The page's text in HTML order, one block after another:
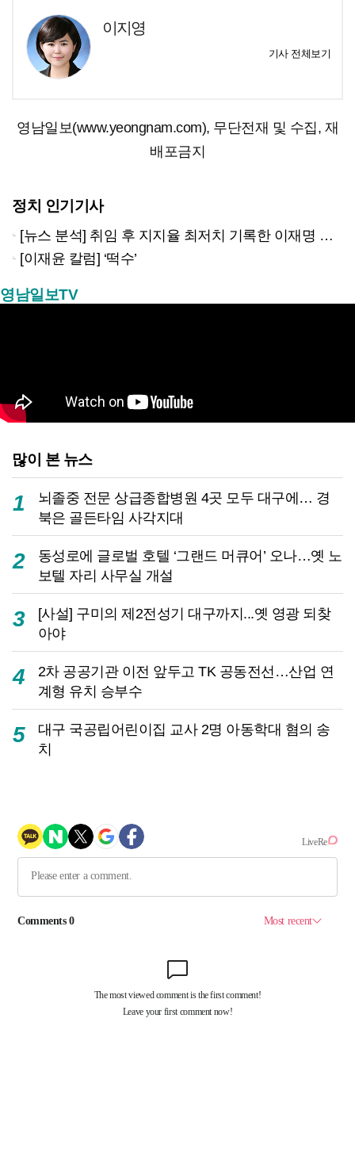
이지영
기사 전체보기
영남일보(www.yeongnam.com), 무단전재 및 수집, 재
배포금지
정치 인기기사
[뉴스 분석] 취임 후 지지율 최저치 기록한 이재명 대통령…왜?
[이재윤 칼럼] ‘떡수’
영남일보TV
많이 본 뉴스
1
뇌졸중 전문 상급종합병원 4곳 모두 대구에… 경
북은 골든타임 사각지대
2
동성로에 글로벌 호텔 ‘그랜드 머큐어’ 오나…옛 노
보텔 자리 사무실 개설
3
[사설] 구미의 제2전성기 대구까지...옛 영광 되찾
아야
4
2차 공공기관 이전 앞두고 TK 공동전선…산업 연
계형 유치 승부수
5
대구 국공립어린이집 교사 2명 아동학대 혐의 송
치